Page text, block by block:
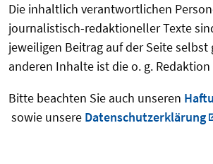
Die inhaltlich verantwortlichen
journalistisch-redaktioneller Texte
jeweiligen Beitrag auf der Seite
anderen Inhalte ist die o. g.
Bitte beachten Sie auch unseren
sowie unsere Datenschutzerklärung